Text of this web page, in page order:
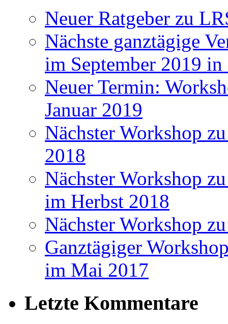
Neuer Ratgeber zu
Nächste ganztägige
im September 2019
Neuer Termin:
Januar 2019
Nächster Workshop
2018
Nächster Workshop
im Herbst 2018
Nächster Workshop
Ganztägiger
im Mai 2017
Letzte Kommentare